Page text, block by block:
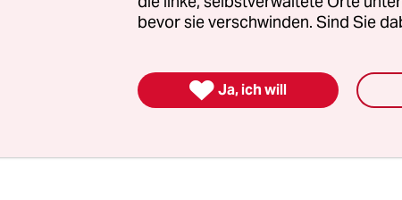
ausschließlich zu Säuberungsarbeiten
pflanzte die nicaraguanische Flagge auf.
bevor sie verschwinden. Sind Sie
 Ja, ich will